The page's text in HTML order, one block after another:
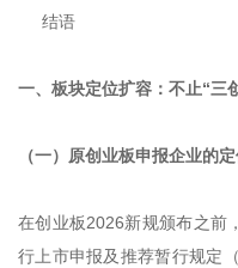
结语
一、板块定位扩容：不止“三
（一）原创业板申报企业的
在创业板2026新规颁布之前
行上市申报及推荐暂行规定